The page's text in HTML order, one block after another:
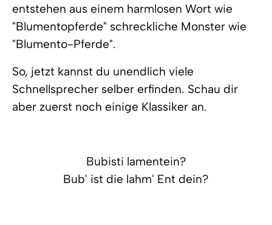
entstehen aus einem harmlosen Wort wie
"Blumentopferde" schreckliche Monster wie
"Blumento-Pferde".
So, jetzt kannst du unendlich viele
Schnellsprecher selber erfinden. Schau dir
aber zuerst noch einige Klassiker an.
Bubisti lamentein?
Bub' ist die lahm' Ent dein?